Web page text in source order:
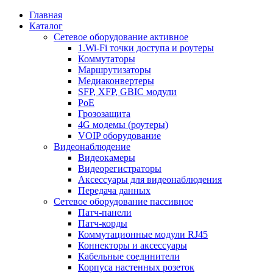
Главная
Каталог
Сетевое оборудование активное
1.Wi-Fi точки доступа и роутеры
Коммутаторы
Маршрутизаторы
Медиаконвертеры
SFP, XFP, GBIC модули
PoE
Грозозащита
4G модемы (роутеры)
VOIP оборудование
Видеонаблюдение
Видеокамеры
Видеорегистраторы
Аксессуары для видеонаблюдения
Передача данных
Сетевое оборудование пассивное
Патч-панели
Патч-корды
Коммутационные модули RJ45
Коннекторы и аксессуары
Кабельные соединители
Корпуса настенных розеток